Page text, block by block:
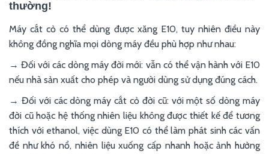
thường!
Máy cắt cỏ có thể dùng được xăng E10, tuy nhiên điều này
không đồng nghĩa mọi dòng máy đều phù hợp như nhau:
→ Đối với các dòng máy đời mới: vẫn có thể vận hành với E10
nếu nhà sản xuất cho phép và người dùng sử dụng đúng cách.
→ Đối với các dòng máy cắt cỏ đời cũ: với một số dòng máy
đời cũ hoặc hệ thống nhiên liệu không được thiết kế để tương
thích với ethanol, việc dùng E10 có thể làm phát sinh các vấn
đề như khó nổ, nhiên liệu xuống cấp nhanh hoặc ảnh hưởng